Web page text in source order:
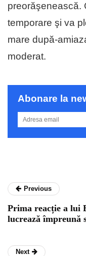
preorăşenească.
temporare şi va
mare după-
moderat.
Abonare la
Previous
Prima reacție a lui
lucrează împreună
Next